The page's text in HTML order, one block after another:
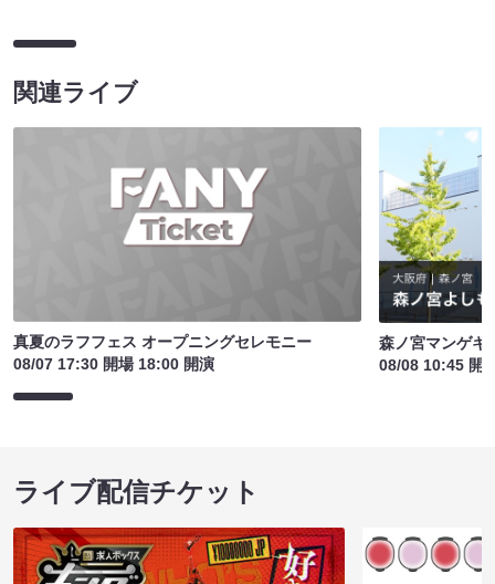
関連ライブ
真夏のラフフェス オープニングセレモニー
08/07 17:30 開場 18:00 開演
森ノ宮マンゲキ
08/08 10:45 開
ライブ配信チケット